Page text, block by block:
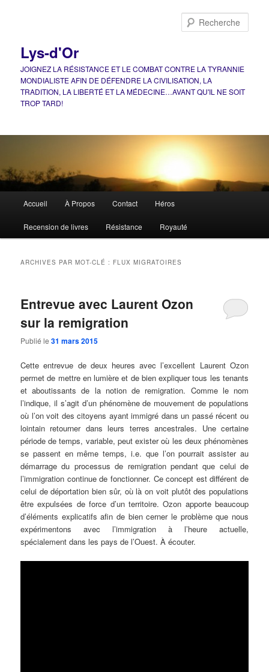
Lys-d'Or
JOIGNEZ LA RÉSISTANCE ET LE COMBAT CONTRE LA TYRANNIE
MONDIALISTE AFIN DE DÉFENDRE LA CIVILISATION, LA
TRADITION, LA LIBERTÉ ET LA MÉDECINE…AVANT QU'IL NE SOIT
TROP TARD!
principal
Accueil À Propos Contact Héros
Recension de livres Résistance Royauté
ARCHIVES PAR MOT-CLÉ : FLUX MIGRATOIRES
Entrevue avec Laurent Ozon
sur la remigration
Publié le31 mars 2015
Cette entrevue de deux heures avec l’excellent Laurent Ozon
permet de mettre en lumière et de bien expliquer tous les tenants
et aboutissants de la notion de remigration. Comme le nom
l’indique, il s’agit d’un phénomène de mouvement de populations
où l’on voit des citoyens ayant immigré dans un passé récent ou
lointain retourner dans leurs terres ancestrales. Une certaine
période de temps, variable, peut exister où les deux phénomènes
se passent en même temps, i.e. que l’on pourrait assister au
démarrage du processus de remigration pendant que celui de
l’immigration continue de fonctionner. Ce concept est différent de
celui de déportation bien sûr, où là on voit plutôt des populations
être expulsées de force d’un territoire. Ozon apporte beaucoup
d’éléments explicatifs afin de bien cerner le problème que nous
expérimentons avec l’immigration à l’heure actuelle,
spécialement dans les pays de l’Ouest. À écouter.